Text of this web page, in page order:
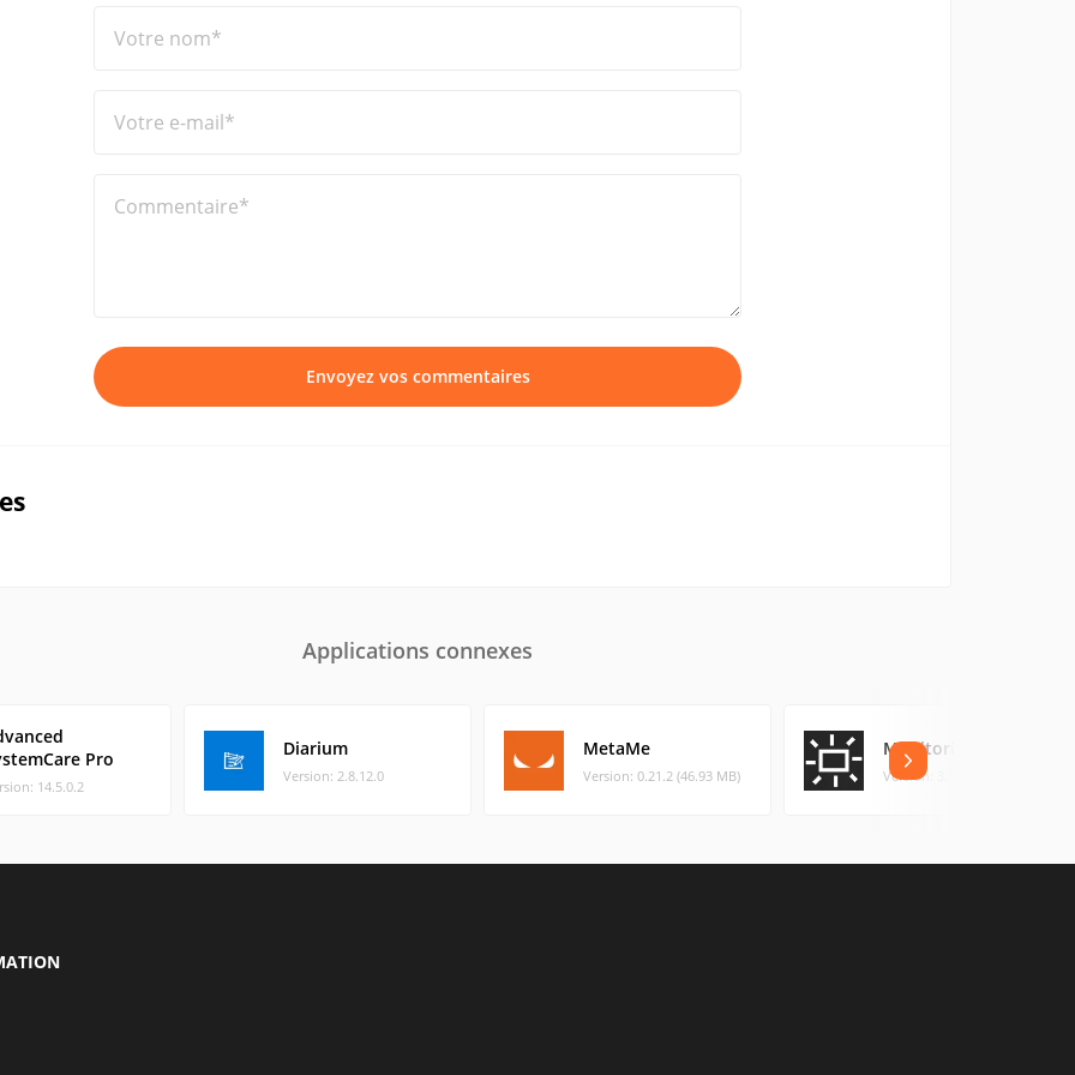
Votre nom*
Votre e-mail*
Commentaire*
Envoyez vos commentaires
Applications connexes
Pro
14.5.0.2
Diarium
Version: 2.8.12.0
MetaMe
Version: 0.21.2 (46.93 MB)
Monitorian
Version: 3.12.0 (0.44 MB)